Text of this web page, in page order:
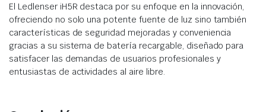
El Ledlenser iH5R destaca por su enfoque en la innovación,
ofreciendo no solo una potente fuente de luz sino también
características de seguridad mejoradas y conveniencia
gracias a su sistema de batería recargable, diseñado para
satisfacer las demandas de usuarios profesionales y
entusiastas de actividades al aire libre.